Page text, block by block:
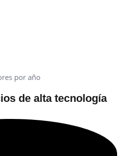
por año
de alta tecnología